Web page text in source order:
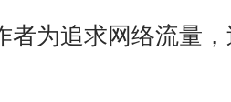
为追求网络流量，